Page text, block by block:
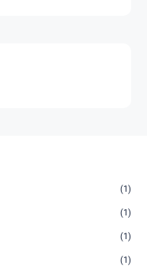
(1)
(1)
(1)
(1)